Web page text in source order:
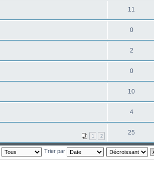
11
0
2
0
10
4
1 2 25
Trier par